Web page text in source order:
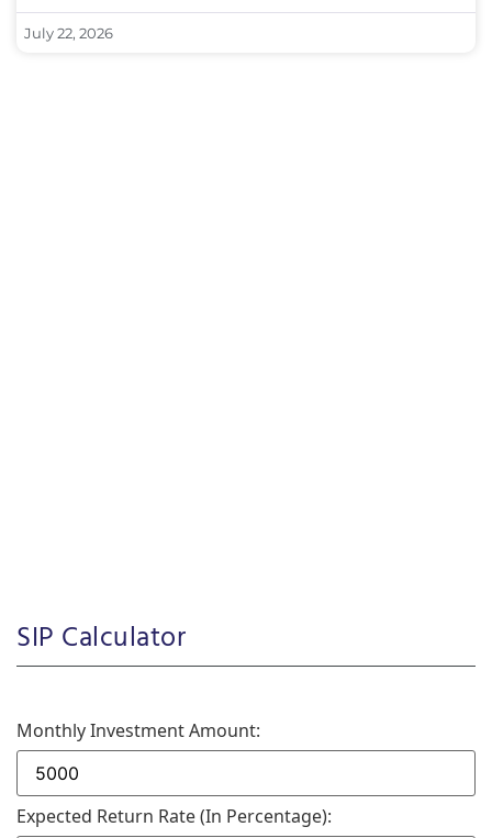
July 22, 2026
SIP Calculator
Monthly Investment Amount:
Expected Return Rate (in Percentage):